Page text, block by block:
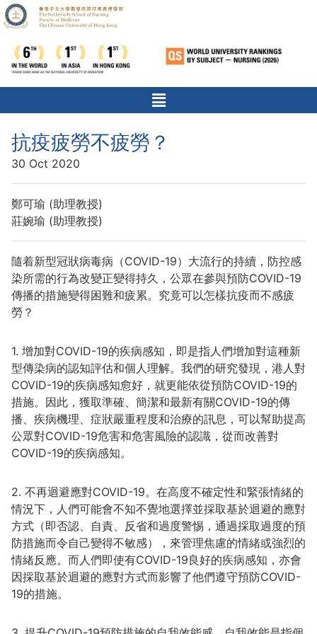
抗疫疲勞不疲勞？
30 Oct 2020
鄭可瑜 (助理教授)
莊婉瑜 (助理教授)
隨着新型冠狀病毒病（COVID-19）大流行的持續，防控感
染所需的行為改變正變得持久，公眾在參與預防COVID-19
傳播的措施變得困難和疲累。究竟可以怎樣抗疫而不感疲
勞？
1. 增加對COVID-19的疾病感知，即是指人們增加對這種新
型傳染病的認知評估和個人理解。我們的研究發現，港人對
COVID-19的疾病感知愈好，就更能依從預防COVID-19的
措施。因此，獲取準確、簡潔和最新有關COVID-19的傳
播、疾病機理、症狀嚴重程度和治療的訊息，可以幫助提高
公眾對COVID-19危害和危害風險的認識，從而改善對
COVID-19的疾病感知。
2. 不再迴避應對COVID-19。在高度不確定性和緊張情緒的
情況下，人們可能會不知不覺地選擇並採取基於迴避的應對
方式（即否認、自責、反省和過度警惕，通過採取過度的預
防措施而令自己變得不敏感），來管理焦慮的情緒或強烈的
情緒反應。而人們即使有COVID-19良好的疾病感知，亦會
因採取基於迴避的應對方式而影響了他們遵守預防COVID-
19的措施。